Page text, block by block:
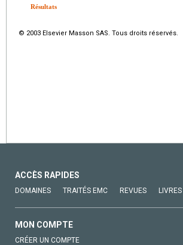
Résultats
© 2003 Elsevier Masson SAS. Tous droits réservés.
ACCÈS RAPIDES
DOMAINES TRAITÉS EMC REVUES LIVRES
MON COMPTE
CRÉER UN COMPTE